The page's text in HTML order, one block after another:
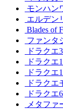
モンハン
エルデン
Blades of
ファンタ
ドラクエ
ドラクエ
ドラクエ
ドラクエ
ドラクエ
メタファ